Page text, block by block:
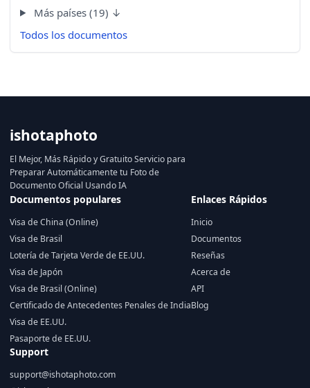
Más países (19) ↓
Todos los documentos
ishotaphoto
El Mejor, Más Rápido y Gratuito Servicio para
Preparar Automáticamente tu Foto de
Documento Oficial Usando IA
Documentos populares
Visa de China (Online)
Visa de Brasil
Lotería de Tarjeta Verde de EE.UU.
Visa de Japón
Visa de Brasil (Online)
Certificado de Antecedentes Penales de India
Visa de EE.UU.
Pasaporte de EE.UU.
Enlaces Rápidos
Inicio
Documentos
Reseñas
Acerca de
API
Blog
Support
support@ishotaphoto.com